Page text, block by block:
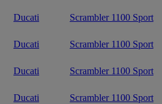
Ducati Scrambler 1100 Sport
Ducati Scrambler 1100 Sport
Ducati Scrambler 1100 Sport
Ducati Scrambler 1100 Sport